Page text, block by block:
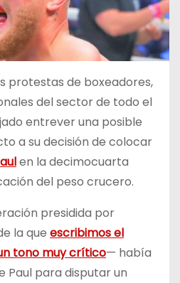
protestas de boxeadores,
del sector de todo el
entrever una posible
a su decisión de colocar
en la decimocuarta
del peso crucero.
presidida por
la que escribimos el
tono muy crítico— había
Paul para disputar un